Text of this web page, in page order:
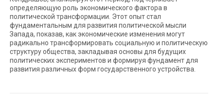
определяющую роль экономического фактора в
политической трансформации. Этот опыт стал
фундаментальным для развития политической мысли
Запада, показав, как экономические изменения могут
радикально трансформировать социальную и политическую
структуру общества, закладывая основы для будущих
политических экспериментов и формируя фундамент для
развития различных форм государственного устройства.